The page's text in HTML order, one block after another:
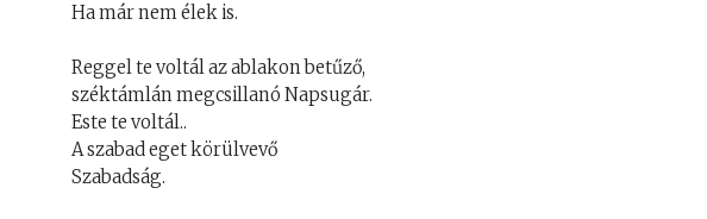
Ha már nem élek is.
Reggel te voltál az ablakon betűző,
széktámlán megcsillanó Napsugár.
Este te voltál..
A szabad eget körülvevő
Szabadság.